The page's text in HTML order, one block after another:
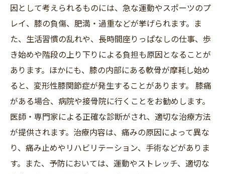
因として考えられるものには、急な運動やスポーツのプ
レイ、膝の負傷、肥満・過重などが挙げられます。ま
た、生活習慣の乱れや、長時間座りっぱなしの仕事、歩
き始めや階段の上り下りによる負担も原因となることが
あります。ほかにも、膝の内部にある軟骨が摩耗し始め
ると、変形性膝関節症が発生することがあります。 膝痛
がある場合、病院や接骨院に行くことをお勧めします。
医師・専門家による正確な診断がされ、適切な治療方法
が提供されます。治療内容は、痛みの原因によって異な
り、痛み止めやリハビリテーション、手術などがありま
す。また、予防においては、運動やストレッチ、適切な